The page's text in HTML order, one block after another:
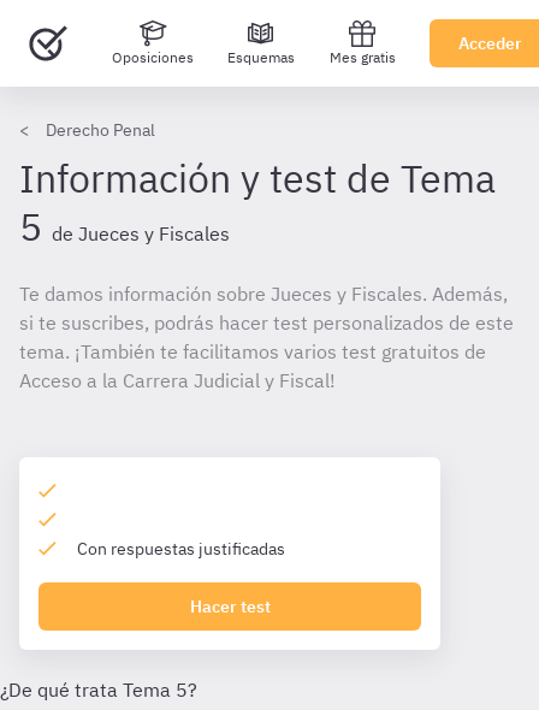
Oposiciones Esquemas Mes gratis
Acceder
Derecho Penal
Información y test de Tema
5 de Jueces y Fiscales
Te damos información sobre Jueces y Fiscales. Además,
si te suscribes, podrás hacer test personalizados de este
tema. ¡También te facilitamos varios test gratuitos de
Acceso a la Carrera Judicial y Fiscal!
Con respuestas justificadas
Hacer test